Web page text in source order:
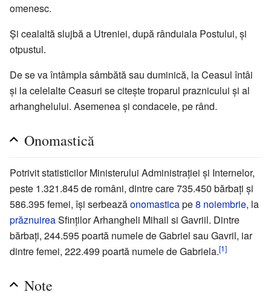
omenesc.
Și cealaltă slujbă a Utreniei, după rânduiala Postului, şi
otpustul.
De se va întâmpla sâmbătă sau duminică, la Ceasul întâi
şi la celelalte Ceasuri se citeşte troparul praznicului şi al
arhanghelului. Asemenea şi condacele, pe rând.
Onomastică
Potrivit statisticilor Ministerului Administraţiei şi Internelor,
peste 1.321.845 de români, dintre care 735.450 bărbaţi şi
586.395 femei, îşi serbeazăonomasticape8 noiembrie, la
prăznuireaSfinţilor Arhangheli Mihail si Gavriil. Dintre
bărbaţi, 244.595 poartă numele de Gabriel sau Gavril, iar
dintre femei, 222.499 poartă numele de Gabriela.[1]
Note